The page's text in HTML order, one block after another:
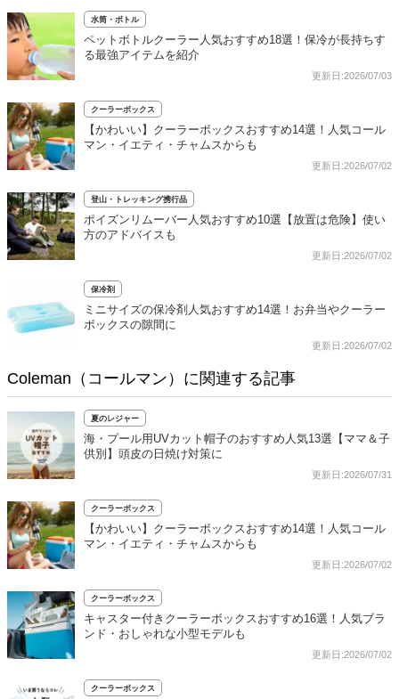
水筒・ボトル
ペットボトルクーラー人気おすすめ18選！保冷が長持ちす
る最強アイテムを紹介
更新日:2026/07/03
クーラーボックス
【かわいい】クーラーボックスおすすめ14選！人気コール
マン・イエティ・チャムスからも
更新日:2026/07/02
登山・トレッキング携行品
ポイズンリムーバー人気おすすめ10選【放置は危険】使い
方のアドバイスも
更新日:2026/07/02
保冷剤
ミニサイズの保冷剤人気おすすめ14選！お弁当やクーラー
ボックスの隙間に
更新日:2026/07/02
Coleman（コールマン）に関連する記事
夏のレジャー
海・プール用UVカット帽子のおすすめ人気13選【ママ＆子
供別】頭皮の日焼け対策に
更新日:2026/07/31
クーラーボックス
【かわいい】クーラーボックスおすすめ14選！人気コール
マン・イエティ・チャムスからも
更新日:2026/07/02
クーラーボックス
キャスター付きクーラーボックスおすすめ16選！人気ブラ
ンド・おしゃれな小型モデルも
更新日:2026/07/02
クーラーボックス